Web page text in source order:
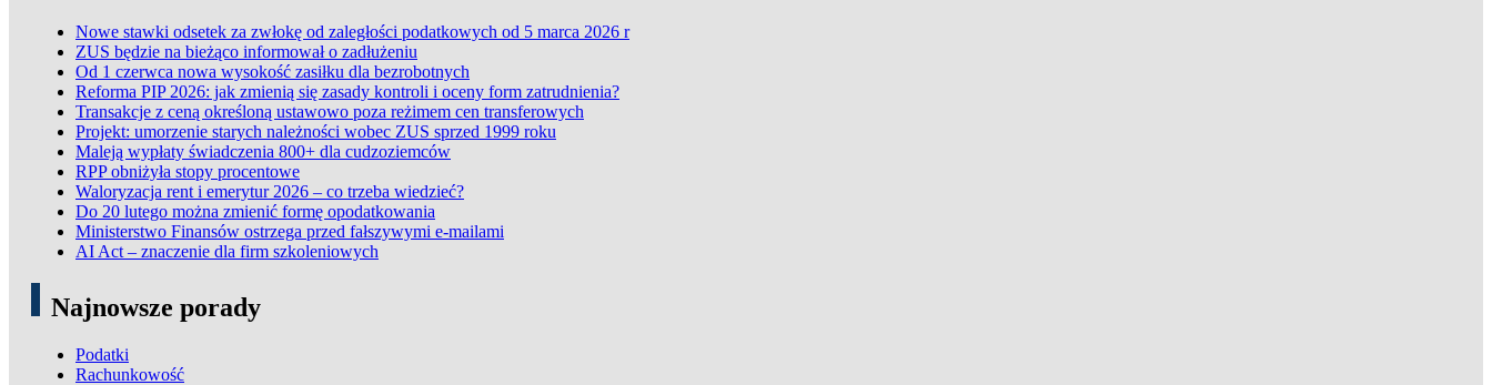
Nowe stawki odsetek za zwłokę od zaległości podatkowych od 5 marca 2026 r
ZUS będzie na bieżąco informował o zadłużeniu
Od 1 czerwca nowa wysokość zasiłku dla bezrobotnych
Reforma PIP 2026: jak zmienią się zasady kontroli i oceny form zatrudnienia?
Transakcje z ceną określoną ustawowo poza reżimem cen transferowych
Projekt: umorzenie starych należności wobec ZUS sprzed 1999 roku
Maleją wypłaty świadczenia 800+ dla cudzoziemców
RPP obniżyła stopy procentowe
Waloryzacja rent i emerytur 2026 – co trzeba wiedzieć?
Do 20 lutego można zmienić formę opodatkowania
Ministerstwo Finansów ostrzega przed fałszywymi e-mailami
AI Act – znaczenie dla firm szkoleniowych
Najnowsze porady
Podatki
Rachunkowość